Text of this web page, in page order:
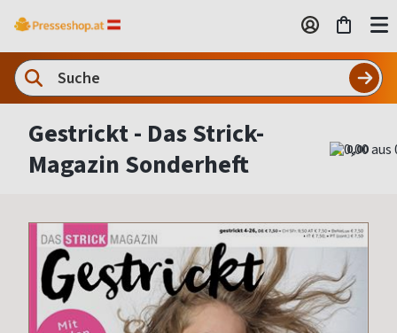
Gestrickt - Das Strick-
Magazin Sonderheft
0,00